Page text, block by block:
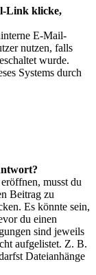
Link klicke,
E-Mail-
nutzen, falls
wurde.
Systems durch
musst du
Beitrag zu
Es könnte sein,
du einen
sind jeweils
aufgelistet. Z. B.
Dateianhänge